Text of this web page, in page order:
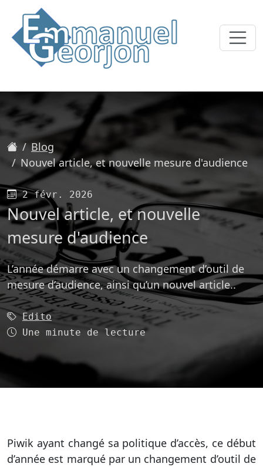
Accueil
Blog
Nouvel article, et nouvelle mesure d'audience
Publié le
2 févr. 2026
Nouvel article, et nouvelle
mesure d'audience
L’année démarre avec un changement d’outil de
mesure d’audience, ainsi qu’un nouvel article..
Mot-clé (1):
Edito
Temps de lecture
Une minute de lecture
Piwik ayant changé sa politique d’accès, ce début
d’année est marqué par un changement d’outil de